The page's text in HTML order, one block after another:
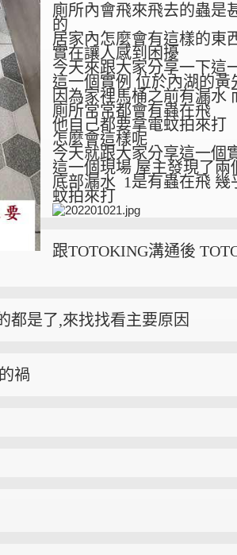
廁所內會飛來飛去的蟲是
的
居家內怎麼會有這樣的東
實在讓人感到困擾
今天來跟大家分享一下這
這一個實例 位於內湖的黃
因為家裡馬桶之前有漏水
廁所常常都會有蟲在飛
他自己都要拿電蚊拍來打
怎麼會這樣呢
今天就跟大家分享這一個
這一個現場 屋主發現了兩
底部漏水 1是有蟲在飛 幾
蚊拍來打
跟TOTOKING溝通後
都是了,來找找看主要原因
禍